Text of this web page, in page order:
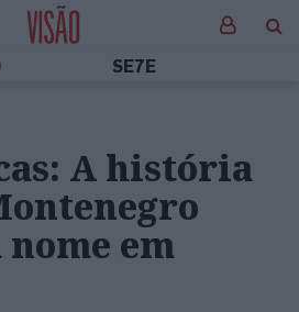
SE7E
A história
em